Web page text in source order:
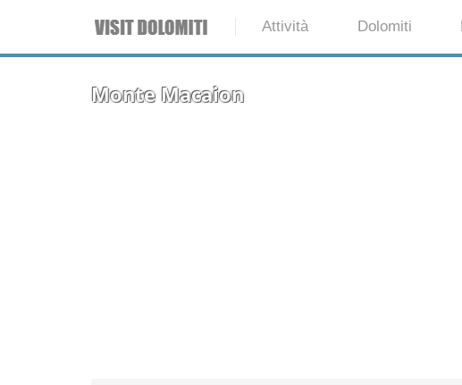
Attività Dolomiti
Monte Macaion